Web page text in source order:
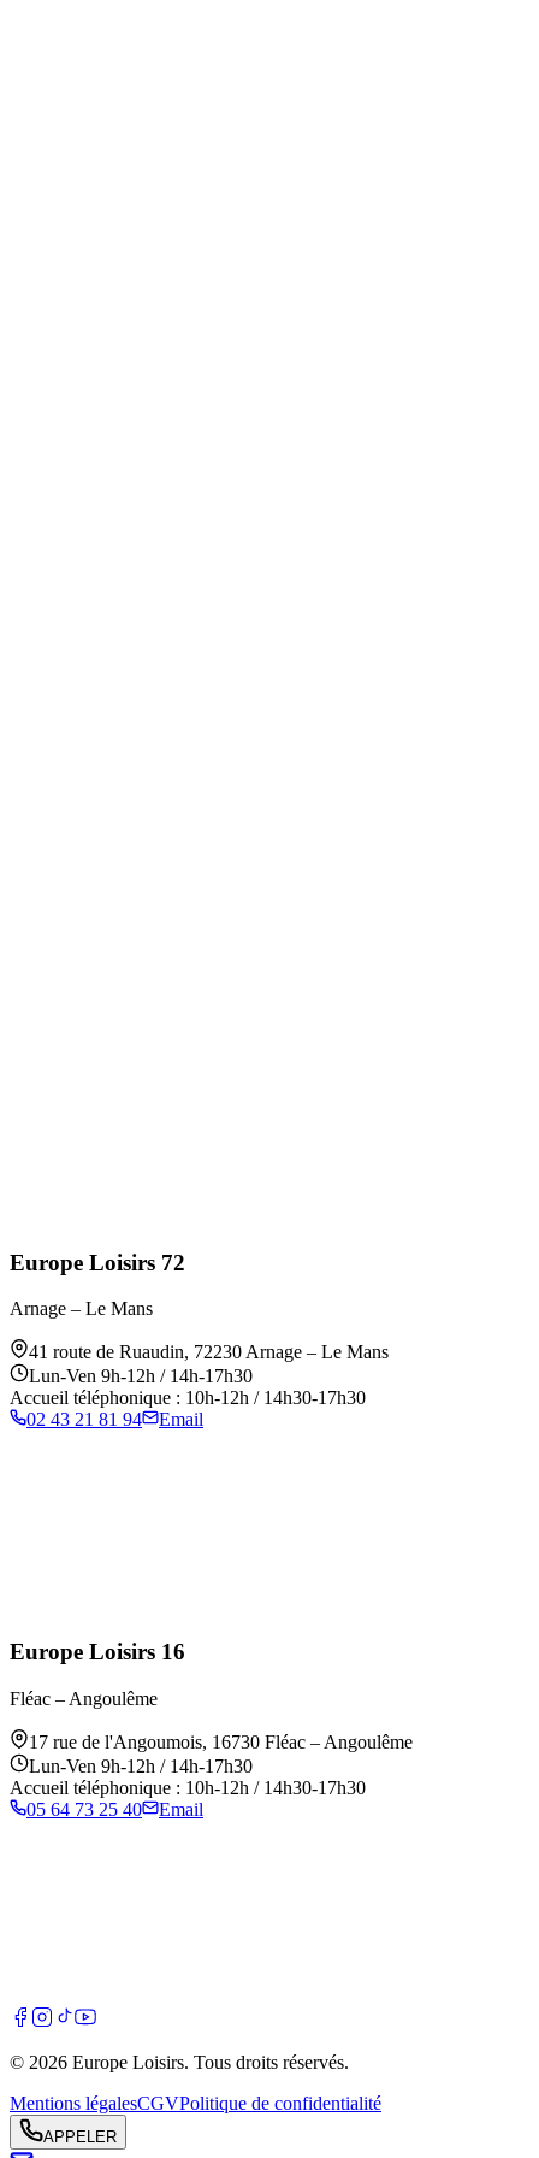
Europe Loisirs 72
Arnage – Le Mans
41 route de Ruaudin, 72230 Arnage – Le Mans
Lun-Ven 9h-12h / 14h-17h30
Accueil téléphonique : 10h-12h / 14h30-17h30
02 43 21 81 94
Email
Europe Loisirs 16
Fléac – Angoulême
17 rue de l'Angoumois, 16730 Fléac – Angoulême
Lun-Ven 9h-12h / 14h-17h30
Accueil téléphonique : 10h-12h / 14h30-17h30
05 64 73 25 40
Email
© 2026 Europe Loisirs. Tous droits réservés.
Mentions légalesCGVPolitique de confidentialité
APPELER